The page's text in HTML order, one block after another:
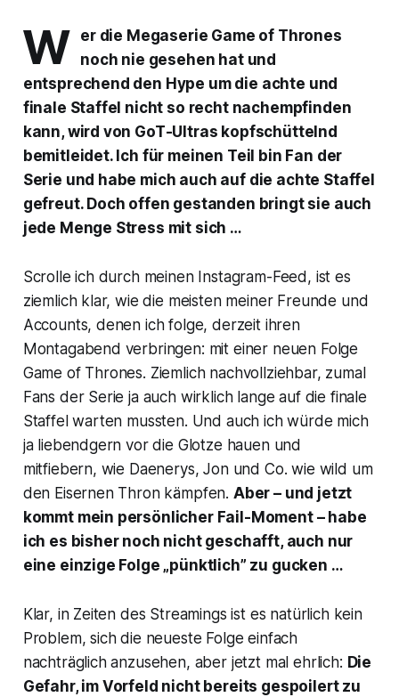
W er die Megaserie Game of Thrones
noch nie gesehen hat und
entsprechend den Hype um die achte und
finale Staffel nicht so recht nachempfinden
kann, wird von GoT-Ultras kopfschüttelnd
bemitleidet. Ich für meinen Teil bin Fan der
Serie und habe mich auch auf die achte Staffel
gefreut. Doch offen gestanden bringt sie auch
jede Menge Stress mit sich …
Scrolle ich durch meinen Instagram-Feed, ist es
ziemlich klar, wie die meisten meiner Freunde und
Accounts, denen ich folge, derzeit ihren
Montagabend verbringen: mit einer neuen Folge
Game of Thrones. Ziemlich nachvollziehbar, zumal
Fans der Serie ja auch wirklich lange auf die finale
Staffel warten mussten. Und auch ich würde mich
ja liebendgern vor die Glotze hauen und
mitfiebern, wie Daenerys, Jon und Co. wie wild um
den Eisernen Thron kämpfen. Aber – und jetzt
kommt mein persönlicher Fail-Moment – habe
ich es bisher noch nicht geschafft, auch nur
eine einzige Folge „pünktlich” zu gucken …
Klar, in Zeiten des Streamings ist es natürlich kein
Problem, sich die neueste Folge einfach
nachträglich anzusehen, aber jetzt mal ehrlich: Die
Gefahr, im Vorfeld nicht bereits gespoilert zu